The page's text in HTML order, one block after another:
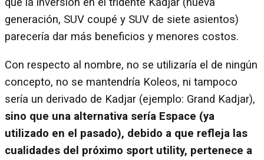
generación, SUV coupé y SUV de siete asientos)
parecería dar más beneficios y menores costos.
Con respecto al nombre, no se utilizaría el de ningún
concepto, no se mantendría Koleos, ni tampoco
sería un derivado de Kadjar (ejemplo: Grand Kadjar),
sino que una alternativa sería Espace (ya
utilizado en el pasado), debido a que refleja las
cualidades del próximo sport utility, pertenece a